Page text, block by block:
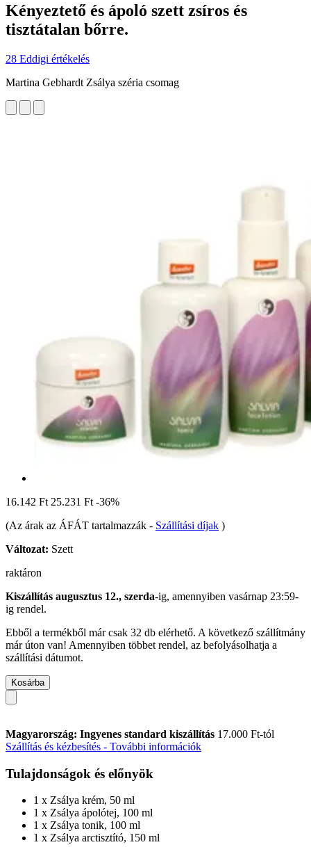
Kényeztető és ápoló szett zsíros és
tisztátalan bőrre.
28 Eddigi értékelés
Martina Gebhardt Zsálya széria csomag
16.142 Ft 25.231 Ft -36%
(Az árak az ÁFÁT tartalmazzák - Szállítási díjak )
Változat: Szett
raktáron
Kiszállítás augusztus 12., szerda-ig, amennyiben vasárnap 23:59-
ig rendel.
Ebből a termékből már csak 32 db elérhető. A következő szállítmány
már úton van! Amennyiben többet rendel, az befolyásolhatja a
szállítási dátumot.
Kosárba
Magyarország: Ingyenes standard kiszállítás 17.000 Ft-tól
Szállítás és kézbesítés - További információk
Tulajdonságok és előnyök
1 x Zsálya krém, 50 ml
1 x Zsálya ápolótej, 100 ml
1 x Zsálya tonik, 100 ml
1 x Zsálya arctisztító, 150 ml